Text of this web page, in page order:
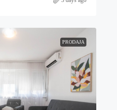
PRODAJA